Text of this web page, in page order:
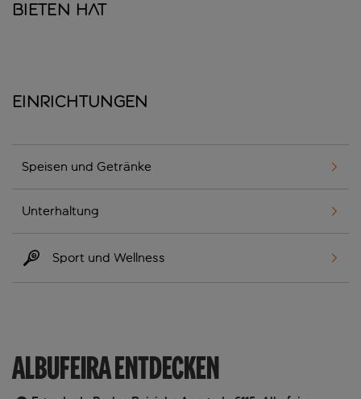
bieten hat
Einrichtungen
Speisen und Getränke
Unterhaltung
Sport und Wellness
ALBUFEIRA ENTDECKEN